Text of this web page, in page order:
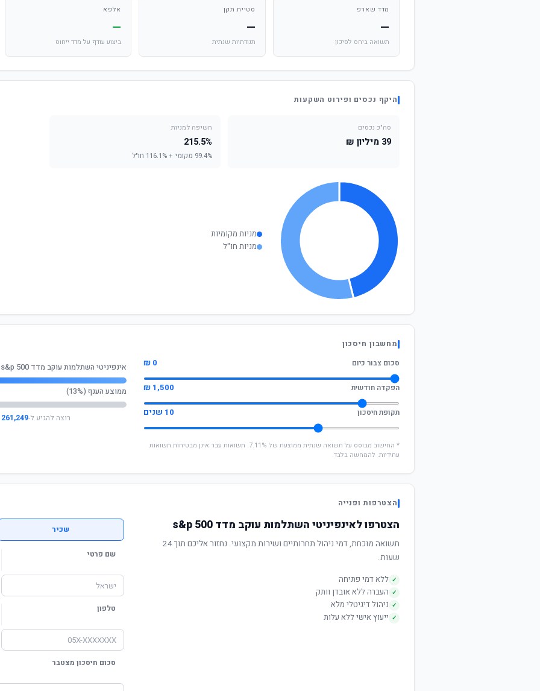
מדד שארפ
—
תשואה ביחס לסיכון
סטיית תקן
—
תנודתיות שנתית
אלפא
—
ביצוע עודף על מדד ייחוס
היקף נכסים ופירוט השקעות
סה"כ נכסים
39 מיליון ₪
חשיפה למניות
215.5%
99.4% מקומי + 116.1% חו"ל
מניות מקומיות
מניות חו"ל
מחשבון חיסכון
סכום צבור כיום
0 ₪
הפקדה חודשית 1,500 ₪
תקופת חיסכון 10 שנים
* החישוב מבוסס על תשואה שנתית ממוצעת של 7.11%. תשואות עבר אינן מבטיחות תשואות
עתידיות. להמחשה בלבד.
אינפיניטי השתלמות עוקב מדד s&p 500
ממוצע הענף (13%)
רוצה להגיע ל-261,249 ₪
הצטרפות ופנייה
הצטרפו לאינפיניטי השתלמות עוקב מדד s&p 500
תשואה מוכחת, דמי ניהול תחרותיים ושירות מקצועי. נחזור אליכם תוך 24
שעות.
✓ ללא דמי פתיחה
✓ העברה ללא אובדן וותק
✓ ניהול דיגיטלי מלא
✓ ייעוץ אישי ללא עלות
שכיר
שם פרטי
טלפון
סכום חיסכון מצטבר